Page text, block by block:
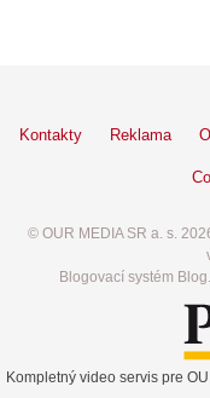
Kontakty Reklama
© OUR MEDIA SR a. s.
Blogovací systém
Kompletný video servis pre